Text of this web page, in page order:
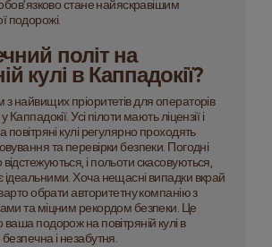
обов’язково стане найяскравішим
подорожі.
політ на
кулі в Каппадокії?
найвищих пріоритетів для операторів
Каппадокії. Усі пілоти мають ліцензії і
повітряні кулі регулярно проходять
та перевірки безпеки. Погодні
і польоти скасовуються,
Хоча нещасні випадки вкрай
варто обрати авторитетну компанію з
та міцним рекордом безпеки. Це
подорож на повітряній кулі в
і незабутня.